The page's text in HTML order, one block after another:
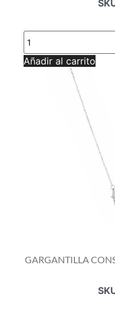
GARGANTILLA
CONSTELACIONES
ESCORPIO
AG
Añadir al carrito
GARGANTILLA